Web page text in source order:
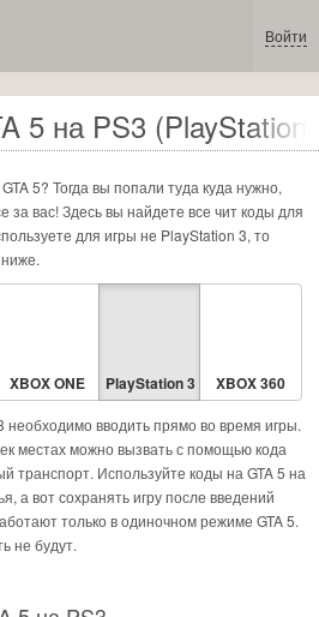
Войти
5 на PS3 (PlayStation
5? Тогда вы попали туда куда нужно,
за вас! Здесь вы найдете все чит коды для
для игры не PlayStation 3, то
XBOX ONE PlayStation 3 XBOX 360
необходимо вводить прямо во время игры.
местах можно вызвать с помощью кода
транспорт. Используйте коды на GTA 5 на
а вот сохранять игру после введений
только в одиночном режиме GTA 5.
не будут.